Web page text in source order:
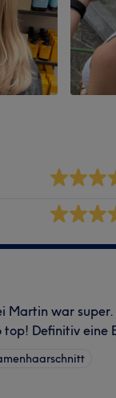
Martin war
top! Definitiv eine